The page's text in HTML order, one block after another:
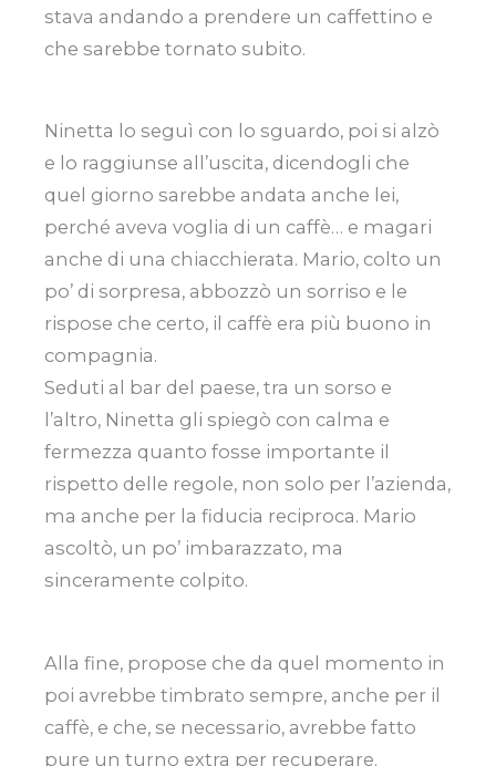
stava andando a prendere un caffettino e
che sarebbe tornato subito.
Ninetta lo seguì con lo sguardo, poi si alzò
e lo raggiunse all’uscita, dicendogli che
quel giorno sarebbe andata anche lei,
perché aveva voglia di un caffè… e magari
anche di una chiacchierata. Mario, colto un
po’ di sorpresa, abbozzò un sorriso e le
rispose che certo, il caffè era più buono in
compagnia.
Seduti al bar del paese, tra un sorso e
l’altro, Ninetta gli spiegò con calma e
fermezza quanto fosse importante il
rispetto delle regole, non solo per l’azienda,
ma anche per la fiducia reciproca. Mario
ascoltò, un po’ imbarazzato, ma
sinceramente colpito.
Alla fine, propose che da quel momento in
poi avrebbe timbrato sempre, anche per il
caffè, e che, se necessario, avrebbe fatto
pure un turno extra per recuperare.